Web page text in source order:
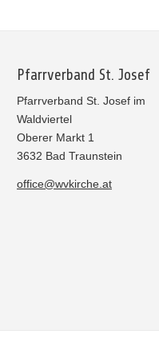
Pfarrverband St. Josef
Pfarrverband St. Josef im
Waldviertel
Oberer Markt 1
3632 Bad Traunstein
office@wvkirche.at